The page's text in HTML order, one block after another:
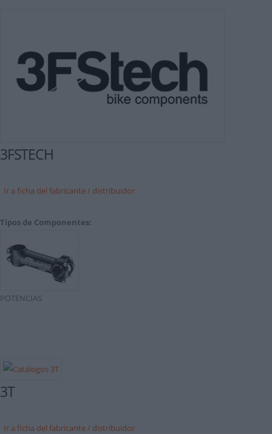
3FSTECH
Ir a ficha del fabricante / distribuidor
Tipos de Componentes:
POTENCIAS
3T
Ir a ficha del fabricante / distribuidor